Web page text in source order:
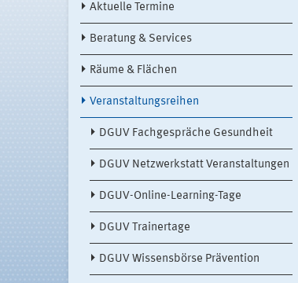
Aktuelle Termine
Beratung & Services
Räume & Flächen
Veranstaltungsreihen
DGUV Fachgespräche Gesundheit
DGUV Netzwerkstatt Veranstaltungen
DGUV-Online-Learning-Tage
DGUV Trainertage
DGUV Wissensbörse Prävention